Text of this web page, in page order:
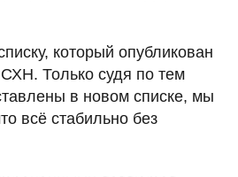
который опубликован
Только судя по тем
в новом списке, мы
всё стабильно без